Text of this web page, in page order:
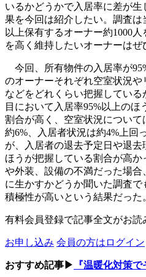
いるかどうかで入居率に差が
果を今回は紹介したい。調査
以上保有するオーナー約1000
を高く維持したいオーナーはぜ
今回、所有物件の入居率が
のオーナーそれぞれ空室状況
などをどれくらい把握してい
目において入居率95%以上のほ
割合が高く、空室状況について
約6%、入居者状況は約4%上回
が、入居者の退去予定日や退
ほうが把握している割合が高
や外装、設備の不満だった場
に生かすかどうか聞いた調査
積極性が高いという結果だった
有料会員登録で記事全文がお読
お申し込み 会員の方はログイン
おすすめ記事▶ 『温暖化対策